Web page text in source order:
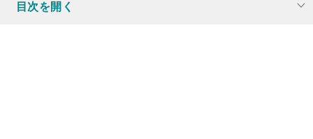
目次を開く